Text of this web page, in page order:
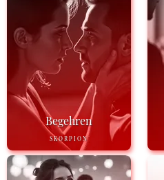
Begehren
SKORPION